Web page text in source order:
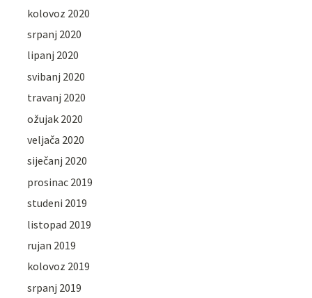
kolovoz 2020
srpanj 2020
lipanj 2020
svibanj 2020
travanj 2020
ožujak 2020
veljača 2020
siječanj 2020
prosinac 2019
studeni 2019
listopad 2019
rujan 2019
kolovoz 2019
srpanj 2019